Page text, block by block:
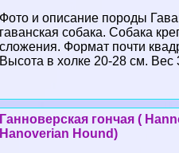
Фото и описание породы
гаванская собака. Собака
сложения. Формат почти
Высота в холке 20-28 см. Вес
Ганноверская гончая (
Hanoverian Hound)